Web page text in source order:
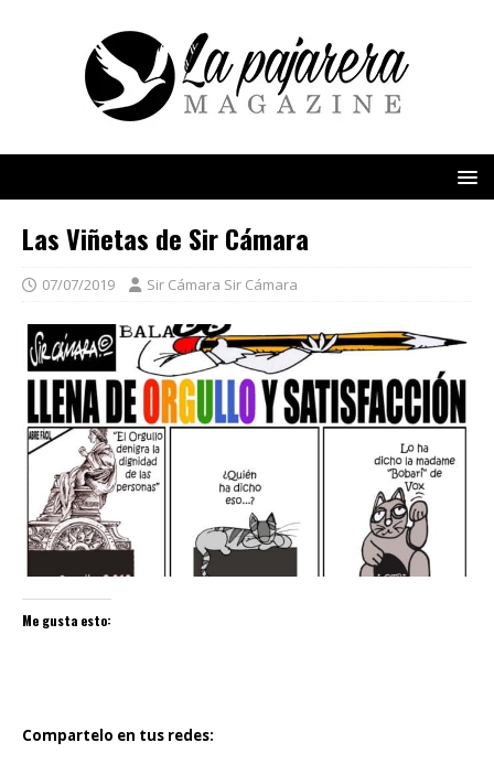
Las Viñetas de Sir Cámara
07/07/2019 Sir Cámara Sir Cámara
Me gusta esto:
Compartelo en tus redes: